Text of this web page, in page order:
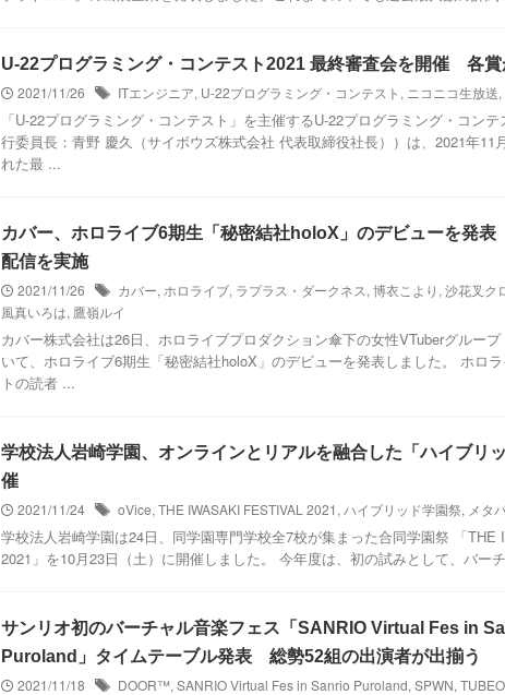
U-22プログラミング・コンテスト2021 最終審査会を開催 各賞
2021/11/26
ITエンジニア, U-22プログラミング・コンテスト , ニコニコ生放送,
「U-22プログラミング・コンテスト」を主催するU-22プログラミング・コン
行委員長：青野 慶久（サイボウズ株式会社 代表取締役社長））は、2021年11
れた最 ...
カバー、ホロライブ6期生「秘密結社holoX」のデビューを発
配信を実施
2021/11/26
カバー, ホロライブ, ラプラス・ダークネス, 博衣こより , 沙花叉ク
風真いろは, 鷹嶺ルイ
カバー株式会社は26日、ホロライブプロダクション傘下の女性VTuberグルー
いて、ホロライブ6期生「秘密結社holoX」のデビューを発表しました。 ホロ
トの読者 ...
学校法人岩崎学園、オンラインとリアルを融合した「ハイブリ
催
2021/11/24
oVice, THE IWASAKI FESTIVAL 2021 , ハイブリッド学園祭, メタ
学校法人岩崎学園は24日、同学園専門学校全7校が集まった合同学園祭 「THE
2021」を10月23日（土）に開催しました。 今年度は、初の試みとして、バー
サンリオ初のバーチャル音楽フェス「SANRIO Virtual Fes in
Puroland」タイムテーブル発表 総勢52組の出演者が出揃う
2021/11/18
DOOR™, SANRIO Virtual Fes in Sanrio Puroland, SPWN,